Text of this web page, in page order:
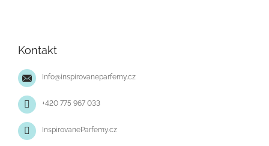
Kontakt
Info@inspirovaneparfemy.cz
+420 775 967 033
InspirovaneParfemy.cz